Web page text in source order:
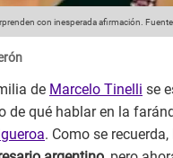
con inesperada afirmación.
de Marcelo Tinelli se
de qué hablar en la
. Como se